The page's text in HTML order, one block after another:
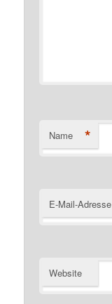
Name *
E-Mail-Adresse
Website